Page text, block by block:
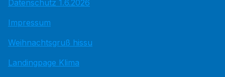
Datenschutz 1.6.2026
Impressum
Weihnachtsgruß hissu
Landingpage Klima